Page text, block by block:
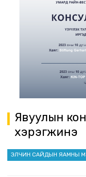
Явуулын
хэрэгжинэ
ЭЛЧИН САЙДЫН ЯАМНЫ